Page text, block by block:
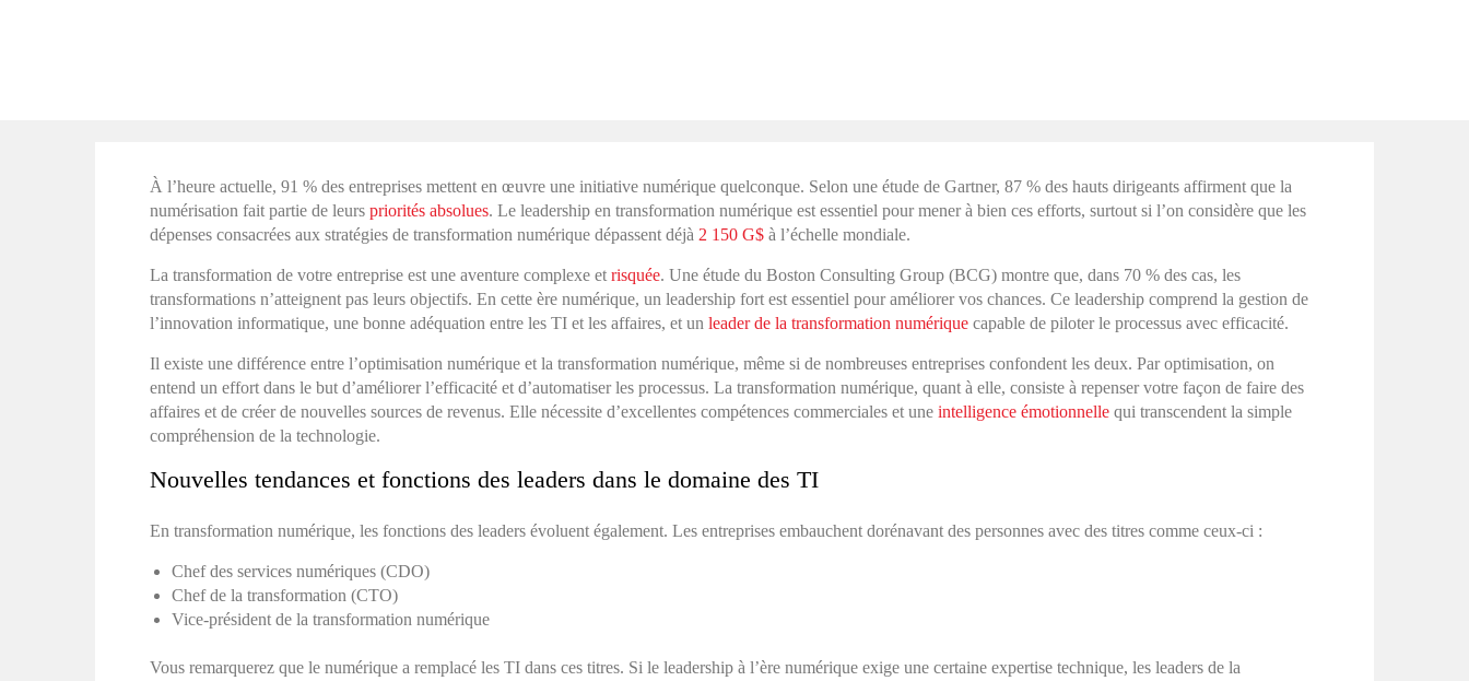
À l’heure actuelle, 91 % des entreprises mettent en œuvre une initiative numérique quelconque. Selon une étude de Gartner, 87 % des hauts dirigeants affirment que la
numérisation fait partie de leurs priorités absolues. Le leadership en transformation numérique est essentiel pour mener à bien ces efforts, surtout si l’on considère que les
dépenses consacrées aux stratégies de transformation numérique dépassent déjà 2 150 G$ à l’échelle mondiale.
La transformation de votre entreprise est une aventure complexe et risquée. Une étude du Boston Consulting Group (BCG) montre que, dans 70 % des cas, les
transformations n’atteignent pas leurs objectifs. En cette ère numérique, un leadership fort est essentiel pour améliorer vos chances. Ce leadership comprend la gestion de
l’innovation informatique, une bonne adéquation entre les TI et les affaires, et un leader de la transformation numérique capable de piloter le processus avec efficacité.
Il existe une différence entre l’optimisation numérique et la transformation numérique, même si de nombreuses entreprises confondent les deux. Par optimisation, on
entend un effort dans le but d’améliorer l’efficacité et d’automatiser les processus. La transformation numérique, quant à elle, consiste à repenser votre façon de faire des
affaires et de créer de nouvelles sources de revenus. Elle nécessite d’excellentes compétences commerciales et une intelligence émotionnelle qui transcendent la simple
compréhension de la technologie.
Nouvelles tendances et fonctions des leaders dans le domaine des TI
En transformation numérique, les fonctions des leaders évoluent également. Les entreprises embauchent dorénavant des personnes avec des titres comme ceux-ci :
Chef des services numériques (CDO)
Chef de la transformation (CTO)
Vice-président de la transformation numérique
Vous remarquerez que le numérique a remplacé les TI dans ces titres. Si le leadership à l’ère numérique exige une certaine expertise technique, les leaders de la